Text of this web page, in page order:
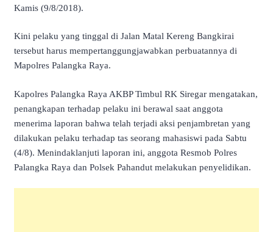
Kamis (9/8/2018).
Kini pelaku yang tinggal di Jalan Matal Kereng Bangkirai
tersebut harus mempertanggungjawabkan perbuatannya di
Mapolres Palangka Raya.
Kapolres Palangka Raya AKBP Timbul RK Siregar mengatakan,
penangkapan terhadap pelaku ini berawal saat anggota
menerima laporan bahwa telah terjadi aksi penjambretan yang
dilakukan pelaku terhadap tas seorang mahasiswi pada Sabtu
(4/8). Menindaklanjuti laporan ini, anggota Resmob Polres
Palangka Raya dan Polsek Pahandut melakukan penyelidikan.